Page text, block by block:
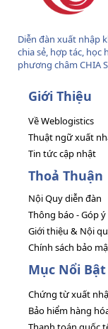
Diễn đàn xuất nhập
chia sẻ, hợp tác, học
phương châm CHIA
Giới Thiệu
Về Weblogistics
Thuật ngữ xuất
Tin tức cập nhật
Thoả Thuận
Nội Quy diễn đàn
Thông báo - Góp ý
Giới thiệu & Nội
Chính sách bảo
Mục Nổi Bật
Chứng từ xuất
Bảo hiểm hàng